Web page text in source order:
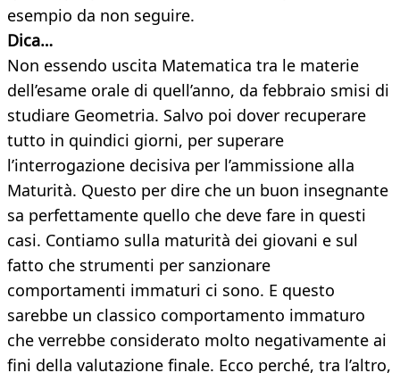
esempio da non seguire.
Dica…
Non essendo uscita Matematica tra le materie
dell’esame orale di quell’anno, da febbraio smisi di
studiare Geometria. Salvo poi dover recuperare
tutto in quindici giorni, per superare
l’interrogazione decisiva per l’ammissione alla
Maturità. Questo per dire che un buon insegnante
sa perfettamente quello che deve fare in questi
casi. Contiamo sulla maturità dei giovani e sul
fatto che strumenti per sanzionare
comportamenti immaturi ci sono. E questo
sarebbe un classico comportamento immaturo
che verrebbe considerato molto negativamente ai
fini della valutazione finale. Ecco perché, tra l’altro,